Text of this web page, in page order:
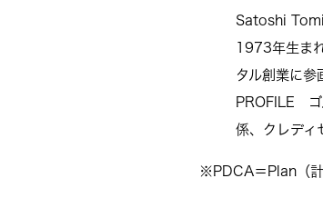
Satoshi
1973年生ま
タル創業に
PROFILE ゴ
係、クレディ
※PDCA＝Plan（